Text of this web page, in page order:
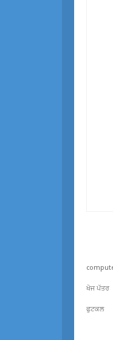
ਖੋਜ ਪੱਤਰ
ਫੁਟਕਲ